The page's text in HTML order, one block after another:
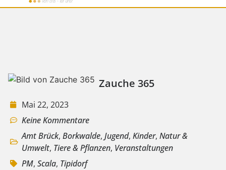
Zauche 365
Mai 22, 2023
Keine Kommentare
Amt Brück, Borkwalde, Jugend, Kinder, Natur &
Umwelt, Tiere & Pflanzen, Veranstaltungen
PM, Scala, Tipidorf